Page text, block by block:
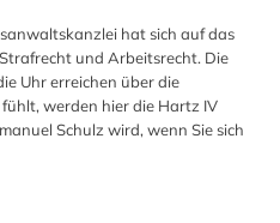
hat sich auf das
und Arbeitsrecht. Die
Uhr erreichen über die
werden hier die Hartz IV
Schulz wird, wenn Sie sich